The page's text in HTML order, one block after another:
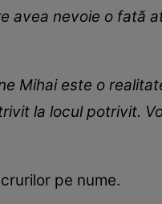
avea nevoie o fată
Mihai este o
la locul potrivit.
pe nume.